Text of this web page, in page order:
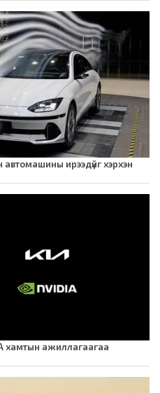
ирээдүйг хэрхэн
хамтын ажиллагаагаа